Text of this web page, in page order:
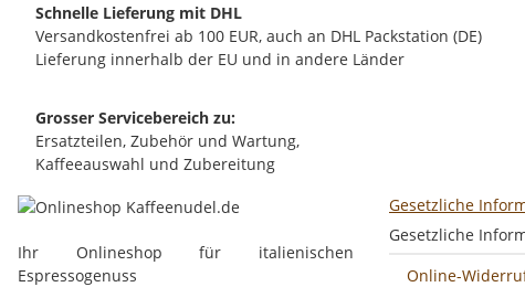
Schnelle Lieferung mit DHL
Versandkostenfrei ab 100 EUR, auch an DHL Packstation (DE)
Lieferung innerhalb der EU und in andere Länder
Grosser Servicebereich zu:
Ersatzteilen, Zubehör und Wartung,
Kaffeeauswahl und Zubereitung
Ihr Onlineshop für italienischen
Espressogenuss
Gesetzliche
Gesetzliche
Online-